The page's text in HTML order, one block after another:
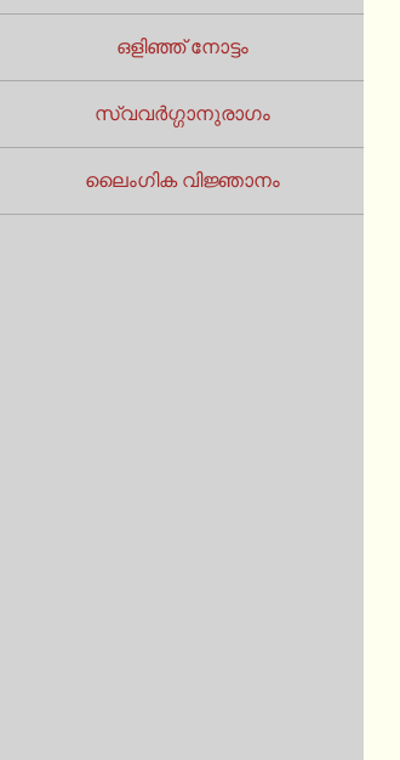
ഒളിഞ്ഞ് നോട്ടം
സ്വവർഗ്ഗാനുരാഗം
ലൈംഗിക വിജ്ഞാനം